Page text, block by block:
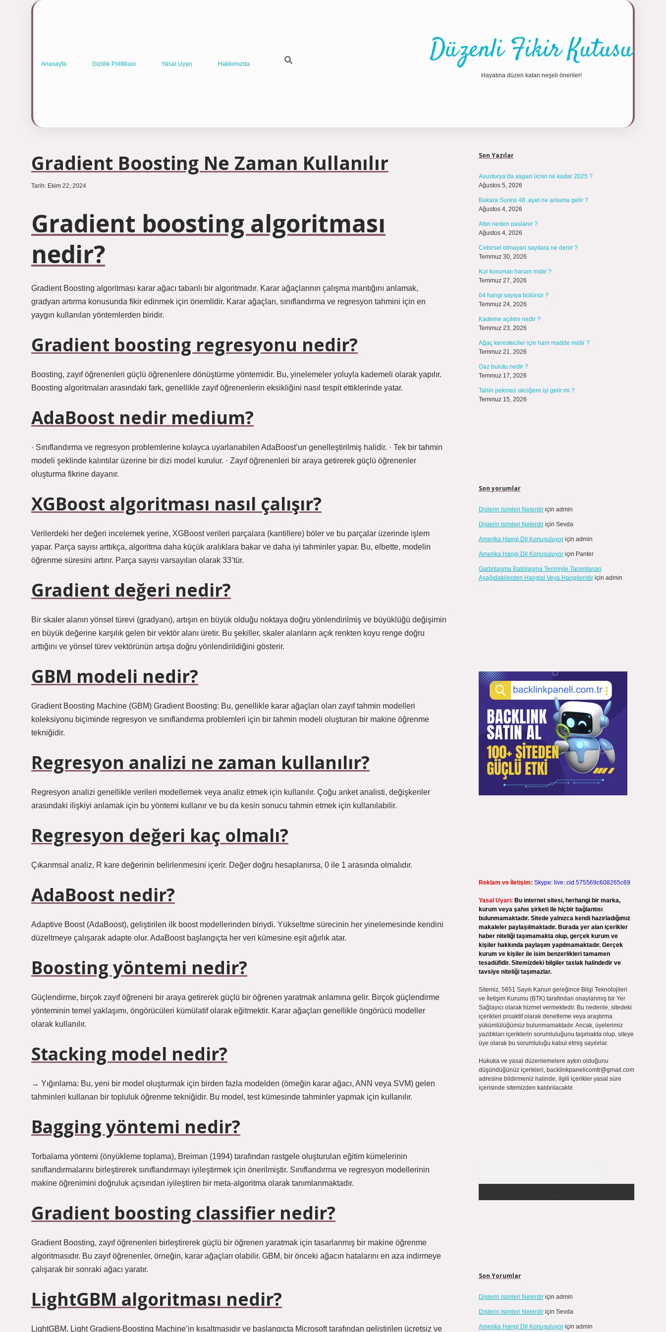
Anasayfa Gizlilik Politikası Yasal Uyarı Hakkımızda Düzenli Fikir Kutusu
Hayatına düzen katan neşeli öneriler!
Gradient Boosting Ne Zaman Kullanılır
Tarih: Ekim 22, 2024
Gradient boosting algoritması
nedir?
Gradient Boosting algoritması karar ağacı tabanlı bir algoritmadır. Karar ağaçlarının çalışma mantığını anlamak,
gradyan artırma konusunda fikir edinmek için önemlidir. Karar ağaçları, sınıflandırma ve regresyon tahmini için en
yaygın kullanılan yöntemlerden biridir.
Gradient boosting regresyonu nedir?
Boosting, zayıf öğrenenleri güçlü öğrenenlere dönüştürme yöntemidir. Bu, yinelemeler yoluyla kademeli olarak yapılır.
Boosting algoritmaları arasındaki fark, genellikle zayıf öğrenenlerin eksikliğini nasıl tespit ettiklerinde yatar.
AdaBoost nedir medium?
· Sınıflandırma ve regresyon problemlerine kolayca uyarlanabilen AdaBoost’un genelleştirilmiş halidir. · Tek bir tahmin
modeli şeklinde kalıntılar üzerine bir dizi model kurulur. · Zayıf öğrenenleri bir araya getirerek güçlü öğrenenler
oluşturma fikrine dayanır.
XGBoost algoritması nasıl çalışır?
Verilerdeki her değeri incelemek yerine, XGBoost verileri parçalara (kantillere) böler ve bu parçalar üzerinde işlem
yapar. Parça sayısı arttıkça, algoritma daha küçük aralıklara bakar ve daha iyi tahminler yapar. Bu, elbette, modelin
öğrenme süresini artırır. Parça sayısı varsayılan olarak 33’tür.
Gradient değeri nedir?
Bir skaler alanın yönsel türevi (gradyanı), artışın en büyük olduğu noktaya doğru yönlendirilmiş ve büyüklüğü değişimin
en büyük değerine karşılık gelen bir vektör alanı üretir. Bu şekiller, skaler alanların açık renkten koyu renge doğru
arttığını ve yönsel türev vektörünün artışa doğru yönlendirildiğini gösterir.
GBM modeli nedir?
Gradient Boosting Machine (GBM) Gradient Boosting: Bu, genellikle karar ağaçları olan zayıf tahmin modelleri
koleksiyonu biçiminde regresyon ve sınıflandırma problemleri için bir tahmin modeli oluşturan bir makine öğrenme
tekniğidir.
Regresyon analizi ne zaman kullanılır?
Regresyon analizi genellikle verileri modellemek veya analiz etmek için kullanılır. Çoğu anket analisti, değişkenler
arasındaki ilişkiyi anlamak için bu yöntemi kullanır ve bu da kesin sonucu tahmin etmek için kullanılabilir.
Regresyon değeri kaç olmalı?
Çıkarımsal analiz, R kare değerinin belirlenmesini içerir. Değer doğru hesaplanırsa, 0 ile 1 arasında olmalıdır.
AdaBoost nedir?
Adaptive Boost (AdaBoost), geliştirilen ilk boost modellerinden biriydi. Yükseltme sürecinin her yinelemesinde kendini
düzeltmeye çalışarak adapte olur. AdaBoost başlangıçta her veri kümesine eşit ağırlık atar.
Boosting yöntemi nedir?
Güçlendirme, birçok zayıf öğreneni bir araya getirerek güçlü bir öğrenen yaratmak anlamına gelir. Birçok güçlendirme
yönteminin temel yaklaşımı, öngörücüleri kümülatif olarak eğitmektir. Karar ağaçları genellikle öngörücü modeller
olarak kullanılır.
Stacking model nedir?
→ Yığınlama: Bu, yeni bir model oluşturmak için birden fazla modelden (örneğin karar ağacı, ANN veya SVM) gelen
tahminleri kullanan bir topluluk öğrenme tekniğidir. Bu model, test kümesinde tahminler yapmak için kullanılır.
Bagging yöntemi nedir?
Torbalama yöntemi (önyükleme toplama), Breiman (1994) tarafından rastgele oluşturulan eğitim kümelerinin
sınıflandırmalarını birleştirerek sınıflandırmayı iyileştirmek için önerilmiştir. Sınıflandırma ve regresyon modellerinin
makine öğrenimini doğruluk açısından iyileştiren bir meta-algoritma olarak tanımlanmaktadır.
Gradient boosting classifier nedir?
Gradient Boosting, zayıf öğrenenleri birleştirerek güçlü bir öğrenen yaratmak için tasarlanmış bir makine öğrenme
algoritmasıdır. Bu zayıf öğrenenler, örneğin, karar ağaçları olabilir. GBM, bir önceki ağacın hatalarını en aza indirmeye
çalışarak bir sonraki ağacı yaratır.
LightGBM algoritması nedir?
LightGBM, Light Gradient-Boosting Machine’in kısaltmasıdır ve başlangıçta Microsoft tarafından geliştirilen ücretsiz ve
Son Yazılar
Avusturya’da asgari ücret ne kadar 2025 ?
Ağustos 5, 2026
Bakara Suresi 48. ayet ne anlama gelir ?
Ağustos 4, 2026
Altın neden paslanır ?
Ağustos 4, 2026
Cebirsel olmayan sayılara ne denir ?
Temmuz 30, 2026
Kur korumalı haram mıdır ?
Temmuz 27, 2026
64 hangi sayıya bölünür ?
Temmuz 24, 2026
Kademe açılımı nedir ?
Temmuz 23, 2026
Ağaç keresteciler için ham madde midir ?
Temmuz 21, 2026
Gaz bulutu nedir ?
Temmuz 17, 2026
Tahin pekmez akciğere iyi gelir mi ?
Temmuz 15, 2026
Son yorumlar
Dişlerin Isimleri Nelerdiriçin admin
Dişlerin Isimleri Nelerdiriçin Sevda
Amerika Hangi Dil Konuşuluyoriçin admin
Amerika Hangi Dil Konuşuluyoriçin Panter
Garblılaşma Batılılaşma Terimiyle Tanımlanan
Aşağıdakilerden Hangisi Veya Hangileridiriçin admin
Reklam ve İletişim: Skype: live:.cid.575569c608265c69
Yasal Uyarı: Bu internet sitesi, herhangi bir marka,
kurum veya şahıs şirketi ile hiçbir bağlantısı
bulunmamaktadır. Sitede yalnızca kendi hazırladığımız
makaleler paylaşılmaktadır. Burada yer alan içerikler
haber niteliği taşımamakta olup, gerçek kurum ve
kişiler hakkında paylaşım yapılmamaktadır. Gerçek
kurum ve kişiler ile isim benzerlikleri tamamen
tesadüfidir. Sitemizdeki bilgiler taslak halindedir ve
tavsiye niteliği taşımazlar.
Sitemiz, 5651 Sayılı Kanun gereğince Bilgi Teknolojileri
ve İletişim Kurumu (BTK) tarafından onaylanmış bir Yer
Sağlayıcı olarak hizmet vermektedir. Bu nedenle, sitedeki
içerikleri proaktif olarak denetleme veya araştırma
yükümlülüğümüz bulunmamaktadır. Ancak, üyelerimiz
yazdıkları içeriklerin sorumluluğunu taşımakta olup, siteye
üye olarak bu sorumluluğu kabul etmiş sayılırlar.
Hukuka ve yasal düzenlemelere aykırı olduğunu
düşündüğünüz içerikleri, backlinkpanelicomtr@gmail.com
adresine bildirmeniz halinde, ilgili içerikler yasal süre
içerisinde sitemizden kaldırılacaktır.
Son Yorumlar
Dişlerin Isimleri Nelerdiriçin admin
Dişlerin Isimleri Nelerdiriçin Sevda
Amerika Hangi Dil Konuşuluyoriçin admin